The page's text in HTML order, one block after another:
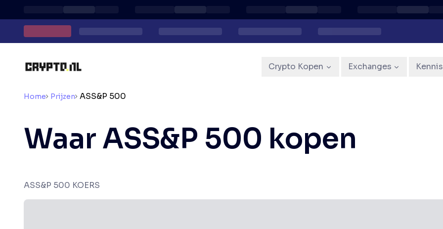
Crypto Kopen Exchanges
Home Prijzen ASS&P 500
Waar ASS&P 500 kopen
ASS&P 500 KOERS